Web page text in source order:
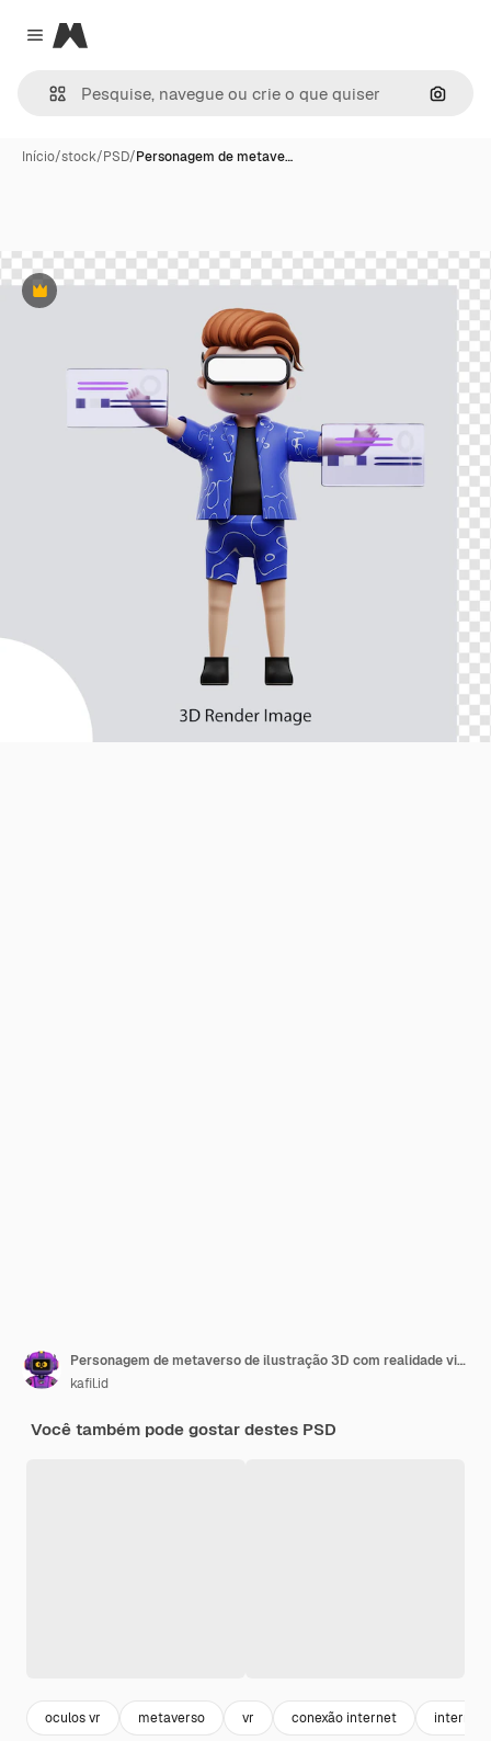
Close menu
Magnific
Início/stock/PSD/Personagem de metave…
Premium
Personagem de metaverso de ilustração 3D com realidade virtual, para web, app, infográfico, app
kafil.id
Você também pode gostar destes PSD
oculos vr metaverso vr conexão internet internet